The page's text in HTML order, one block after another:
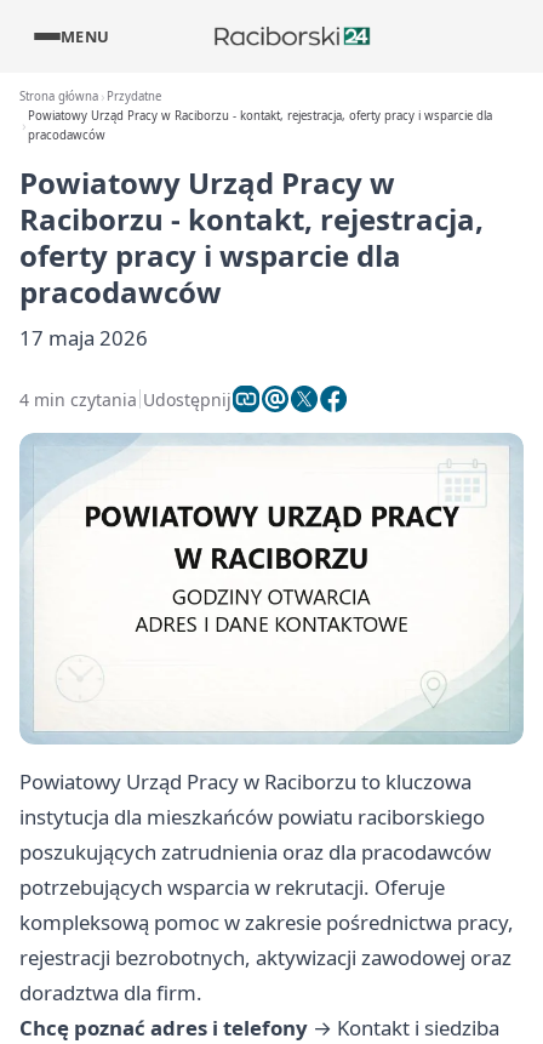
MENU
Strona główna
Przydatne
Powiatowy Urząd Pracy w Raciborzu - kontakt, rejestracja, oferty pracy i wsparcie dla
pracodawców
Powiatowy Urząd Pracy w
Raciborzu - kontakt, rejestracja,
oferty pracy i wsparcie dla
pracodawców
17 maja 2026
4 min czytania Udostępnij
Powiatowy Urząd Pracy w Raciborzu to kluczowa
instytucja dla mieszkańców powiatu raciborskiego
poszukujących zatrudnienia oraz dla pracodawców
potrzebujących wsparcia w rekrutacji. Oferuje
kompleksową pomoc w zakresie pośrednictwa pracy,
rejestracji bezrobotnych, aktywizacji zawodowej oraz
doradztwa dla firm.
Chcę poznać adres i telefony → Kontakt i siedziba